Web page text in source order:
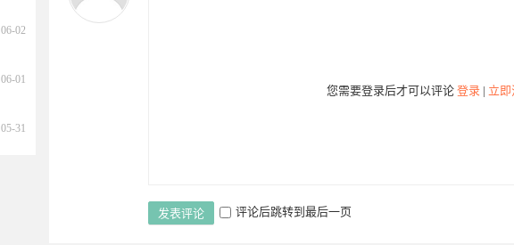
您需要登录后才可以评论 登录| 立即
发表评论 评论后跳转到最后一页
06-02
06-01
05-31